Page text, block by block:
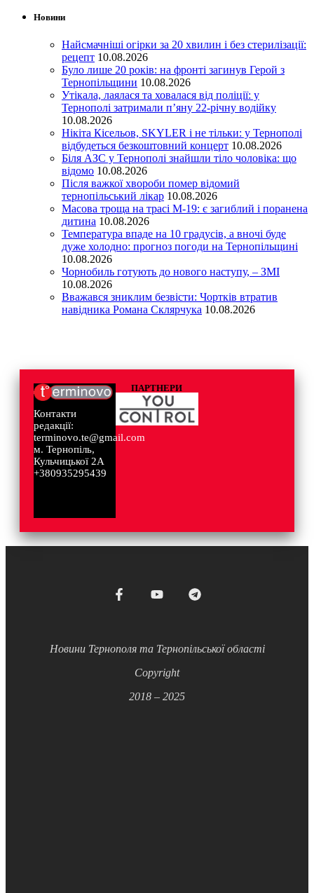
Новини
Найсмачніші огірки за 20 хвилин і без стерилізації:
рецепт 10.08.2026
Було лише 20 років: на фронті загинув Герой з
Тернопільщини 10.08.2026
Утікала, лаялася та ховалася від поліції: у
Тернополі затримали п’яну 22-річну водійку
10.08.2026
Нікіта Кісельов, SKYLER і не тільки: у Тернополі
відбудеться безкоштовний концерт 10.08.2026
Біля АЗС у Тернополі знайшли тіло чоловіка: що
відомо 10.08.2026
Після важкої хвороби помер відомий
тернопільський лікар 10.08.2026
Масова троща на трасі М-19: є загиблий і поранена
дитина 10.08.2026
Температура впаде на 10 градусів, а вночі буде
дуже холодно: прогноз погоди на Тернопільщині
10.08.2026
Чорнобиль готують до нового наступу, – ЗМІ
10.08.2026
Вважався зниклим безвісти: Чортків втратив
навідника Романа Склярчука 10.08.2026
Контакти
редакції:
terminovo.te@gmail.com
м. Тернопіль,
Кульчицької 2А
+380935295439
ПАРТНЕРИ
Новини Тернополя та Тернопільської області
Copyright
2018 – 2025